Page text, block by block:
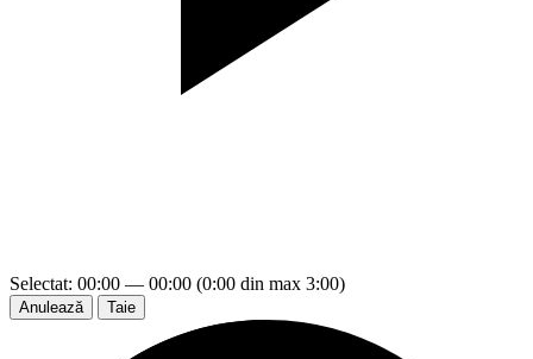
Selectat: 00:00 — 00:00 (0:00 din max 3:00)
Anulează Taie